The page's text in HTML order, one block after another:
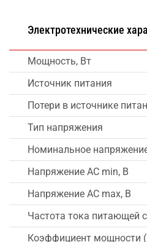
Электротехнические
Мощность, Вт
Источник питания
Потери в источнике
Тип напряжения
Номинальное
Напряжение AC min, В
Напряжение AC max, В
Частота тока питающей
Коэффициент мощности